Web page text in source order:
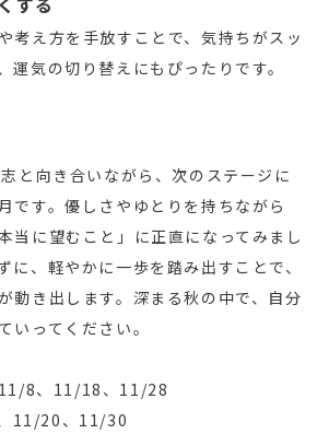
考え方を手放すことで、気持ちがスッ
運気の切り替えにもぴったりです。
と向き合いながら、次のステージに
です。優しさやゆとりを持ちながら
当に望むこと」に正直になってみまし
に、軽やかに一歩を踏み出すことで、
動き出します。深まる秋の中で、自分
いってください。
8、11/18、11/28
11/20、11/30